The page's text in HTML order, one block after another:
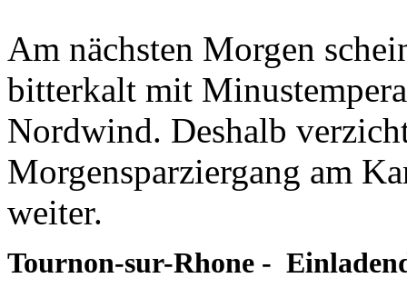
Am nächsten Morgen
bitterkalt mit
Nordwind. Deshalb
Morgensparziergang am
weiter.
Tournon-sur-Rhone -